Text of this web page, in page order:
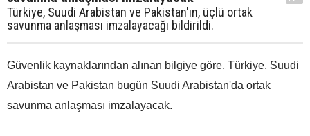
Türkiye, Suudi Arabistan ve Pakistan'ın, üçlü ortak
savunma anlaşması imzalayacağı bildirildi.
Güvenlik kaynaklarından alınan bilgiye göre, Türkiye, Suudi
Arabistan ve Pakistan bugün Suudi Arabistan'da ortak
savunma anlaşması imzalayacak.